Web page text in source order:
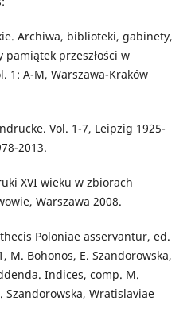
Archiwa, biblioteki, gabinety,
przeszłości w
1: A-M, Warszawa-Kraków
Vol. 1-7, Leipzig 1925-
2013.
XVI wieku w zbiorach
Warszawa 2008.
Poloniae asservantur, ed.
M. Bohonos, E. Szandorowska,
Indices, comp. M.
Szandorowska, Wratislaviae